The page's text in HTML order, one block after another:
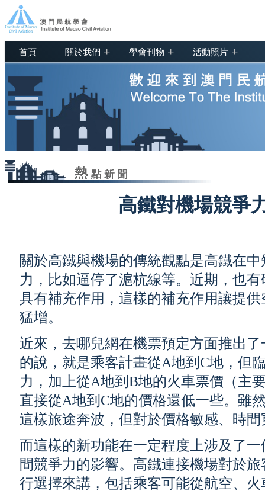
首頁 關於我們 + 學會刊物 + 活動照片 +
高鐵對機場競爭
關於高鐵與機場的傳統觀點是高鐵在
力，比如逼停了滬杭線等。近期，也
具有補充作用，這樣的補充作用讓提
猛增。
近來，去哪兒網在機票預定方面推出
的說，就是乘客計畫從A地到C地，但
力，加上從A地到B地的火車票價（主
直接從A地到C地的價格還低一些。雖
這樣旅途奔波，但對於價格敏感、時
而這樣的新功能在一定程度上涉及了
間競爭力的影響。高鐵連接機場對於
行選擇來講，包括乘客可能從航空、